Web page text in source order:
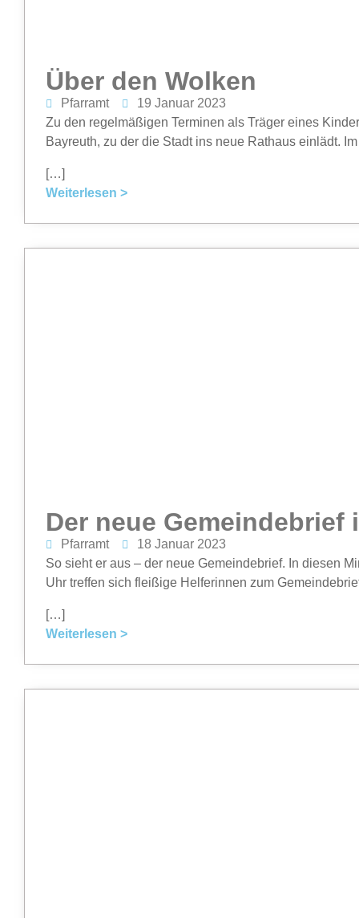
Über den Wolken
Pfarramt
19 Januar 2023
Zu den regelmäßigen Terminen als Träger eines
Bayreuth, zu der die Stadt ins neue Rathaus einlädt.
[…]
Weiterlesen >
Der neue Gemeindebrief
Pfarramt
18 Januar 2023
So sieht er aus – der neue Gemeindebrief. In diesen
Uhr treffen sich fleißige Helferinnen zum
[…]
Weiterlesen >